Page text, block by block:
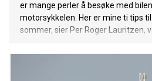
er mange perler å besøke med
motorsykkelen. Her er mine ti tips
sommer, sier Per Roger Lauritzen,